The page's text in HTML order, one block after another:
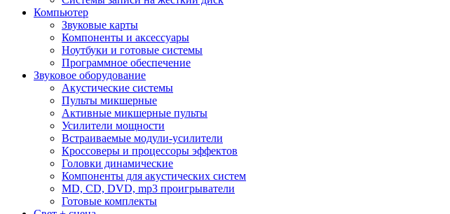
Компьютер
Звуковые карты
Компоненты и аксессуары
Ноутбуки и готовые системы
Программное обеспечение
Звуковое оборудование
Акустические системы
Пульты микшерные
Активные микшерные пульты
Усилители мощности
Встраиваемые модули-усилители
Кроссоверы и процессоры эффектов
Головки динамические
Компоненты для акустических систем
MD, CD, DVD, mp3 проигрыватели
Готовые комплекты